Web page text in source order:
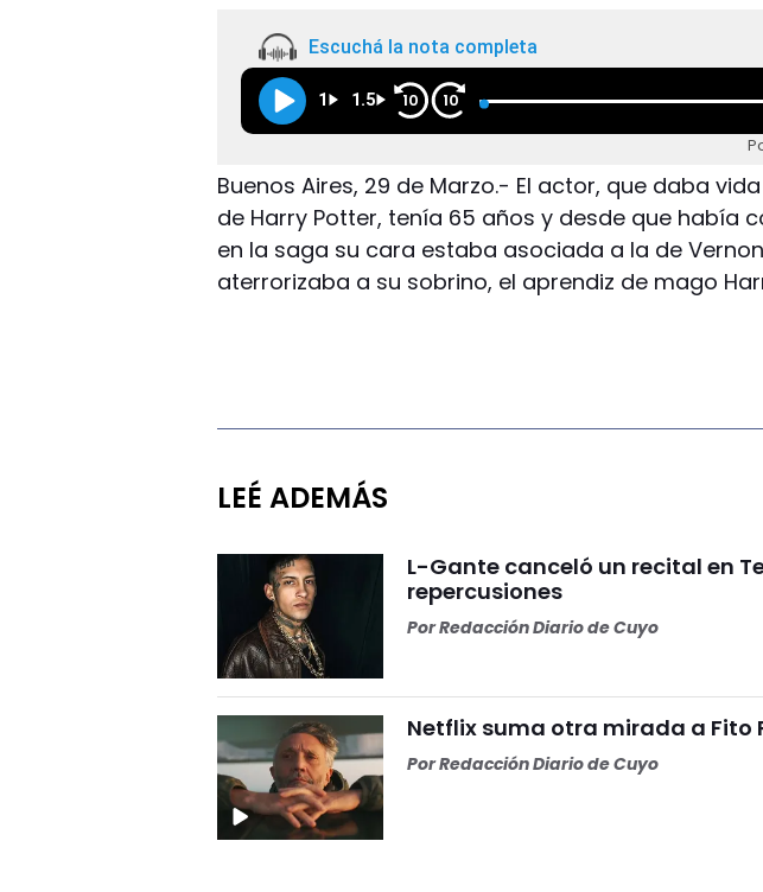
Escuchá la nota completa
1 1.5 10 10
Buenos Aires, 29 de Marzo.- El actor, que daba
de Harry Potter, tenía 65 años y desde que había
en la saga su cara estaba asociada a la de
aterrorizaba a su sobrino, el aprendiz de mago
LEÉ ADEMÁS
L-Gante canceló un recital en
repercusiones
PorRedacción Diario de Cuyo
Netflix suma otra mirada a Fito
PorRedacción Diario de Cuyo